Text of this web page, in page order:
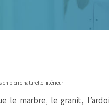
en pierre naturelle intérieur
le marbre, le granit,